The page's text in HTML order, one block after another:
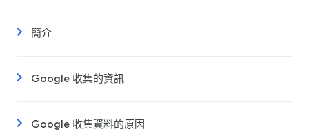
簡介
Google 收集的資訊
Google 收集資料的原因